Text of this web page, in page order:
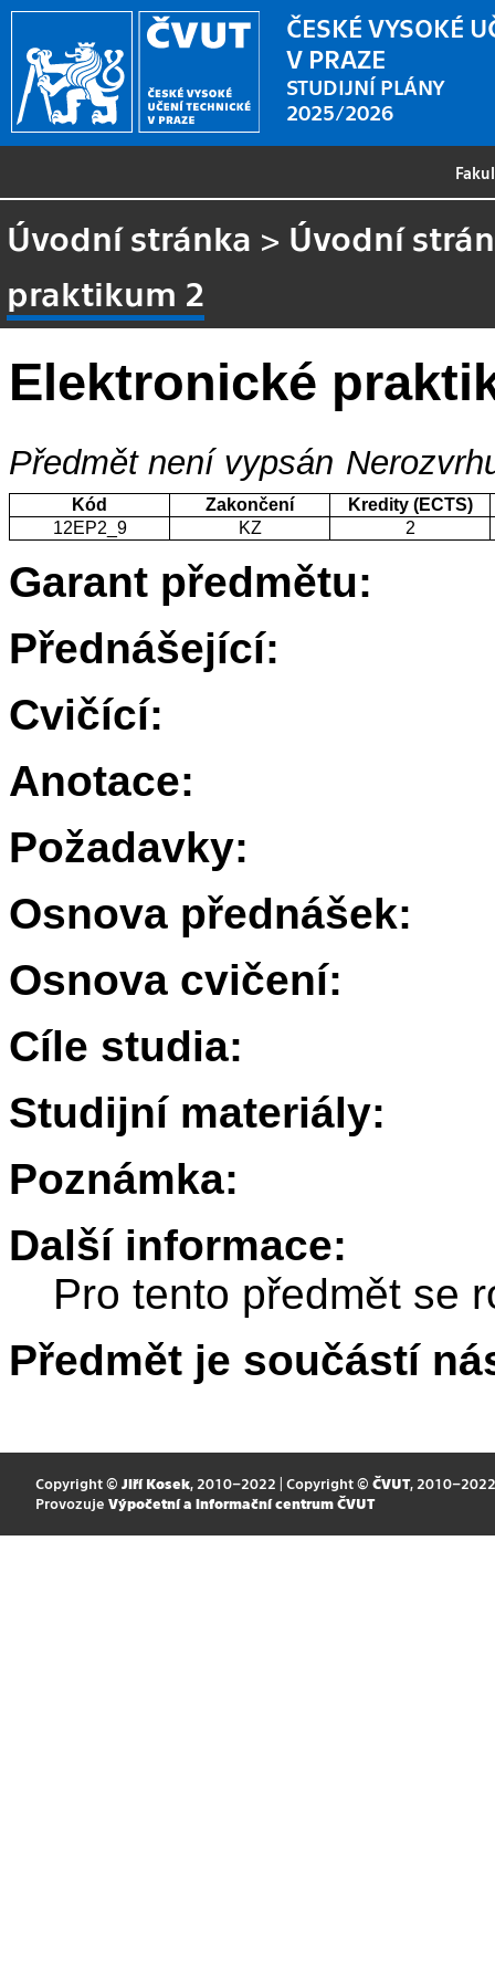
ČESKÉ VYSOKÉ
V PRAZE
STUDIJNÍ PLÁNY
2025/2026
Úvodní stránka > Úvodní
praktikum 2
Elektronické
Předmět není vypsán
Kód Zakončení
Kredity (ECTS)
12EP2_9
KZ 2
Garant předmětu:
Přednášející:
Cvičící:
Anotace:
Požadavky:
Osnova přednášek:
Osnova cvičení:
Cíle studia:
Studijní materiály:
Poznámka:
Další informace:
Pro tento předmět se
Předmět je součástí
Copyright © Jiří Kosek, 2010–2022 | Copyright © ČVUT, 2010–2022
Provozuje Výpočetní a informační centrum ČVUT